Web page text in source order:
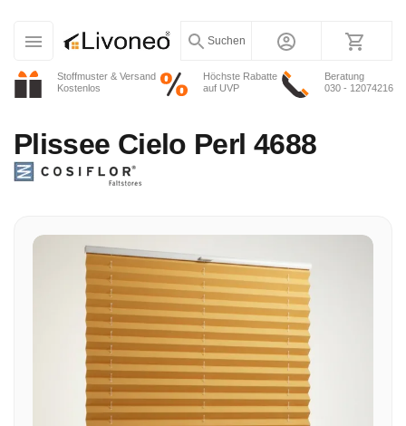
Stoffmuster & Versand
Kostenlos
Höchste Rabatte
auf UVP
Beratung
030 - 12074216
Suchen
Plissee Cielo Perl 4688